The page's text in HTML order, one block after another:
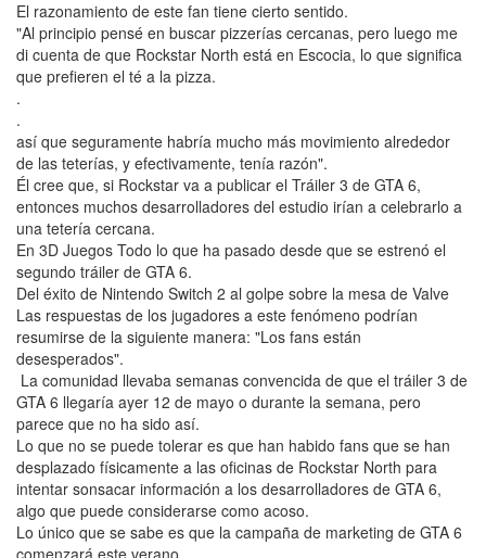
El razonamiento de este fan tiene cierto sentido.
"Al principio pensé en buscar pizzerías cercanas, pero luego me
di cuenta de que Rockstar North está en Escocia, lo que significa
que prefieren el té a la pizza.
.
.
así que seguramente habría mucho más movimiento alrededor
de las teterías, y efectivamente, tenía razón".
Él cree que, si Rockstar va a publicar el Tráiler 3 de GTA 6,
entonces muchos desarrolladores del estudio irían a celebrarlo a
una tetería cercana.
En 3D Juegos Todo lo que ha pasado desde que se estrenó el
segundo tráiler de GTA 6.
Del éxito de Nintendo Switch 2 al golpe sobre la mesa de Valve
Las respuestas de los jugadores a este fenómeno podrían
resumirse de la siguiente manera: "Los fans están
desesperados".
La comunidad llevaba semanas convencida de que el tráiler 3 de
GTA 6 llegaría ayer 12 de mayo o durante la semana, pero
parece que no ha sido así.
Lo que no se puede tolerar es que han habido fans que se han
desplazado físicamente a las oficinas de Rockstar North para
intentar sonsacar información a los desarrolladores de GTA 6,
algo que puede considerarse como acoso.
Lo único que se sabe es que la campaña de marketing de GTA 6
comenzará este verano.